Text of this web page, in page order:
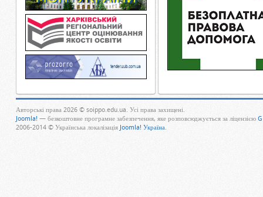
Авторські права 2026 © soippo.edu.ua. Усі права захищені.
Joomla! — безкоштовне програмне забезпечення, яке розповсюджується за ліцензією
2006-2014 © Українська локалізація Joomla! Україна.